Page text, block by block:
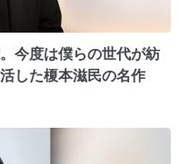
今度は僕らの世代が紡
した榎本滋民の名作